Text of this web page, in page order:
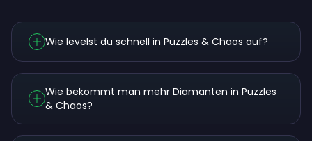
Wie levelst du schnell in Puzzles & Chaos auf?
Wie bekommt man mehr Diamanten in Puzzles
& Chaos?